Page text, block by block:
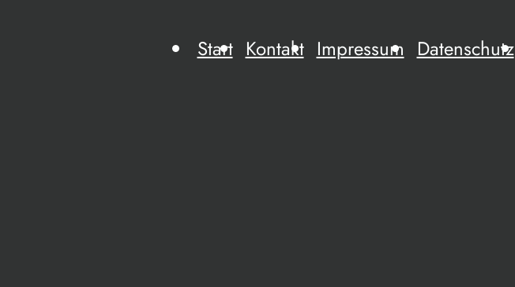
Start Kontakt Impressum Datenschutz